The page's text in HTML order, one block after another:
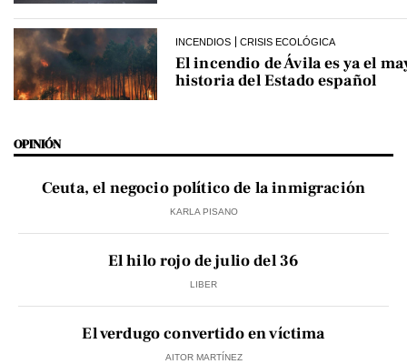
INCENDIOS CRISIS ECOLÓGICA
El incendio de Ávila es ya el
historia del Estado español
OPINIÓN
Ceuta, el negocio político de la inmigración
KARLA PISANO
El hilo rojo de julio del 36
LIBER
El verdugo convertido en víctima
AITOR MARTÍNEZ